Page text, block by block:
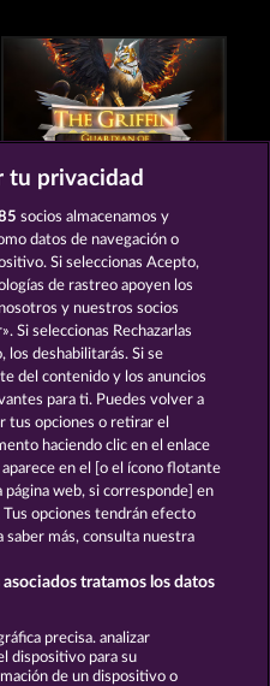
The Griffin
Blitz Coins
Aviso Legal
Programa de afiliados
desistimiento
tu privacidad
socios almacenamos y
datos de navegación o
Si seleccionas Acepto,
de rastreo apoyen los
y nuestros socios
Si seleccionas Rechazarlas
deshabilitarás. Si se
del contenido y los anuncios
para ti. Puedes volver a
tus opciones o retirar el
haciendo clic en el enlace
en el [o el ícono flotante
web, si corresponde] en
Tus opciones tendrán efecto
más, consulta nuestra
tratamos los datos
precisa. analizar
dispositivo para su
de un dispositivo o